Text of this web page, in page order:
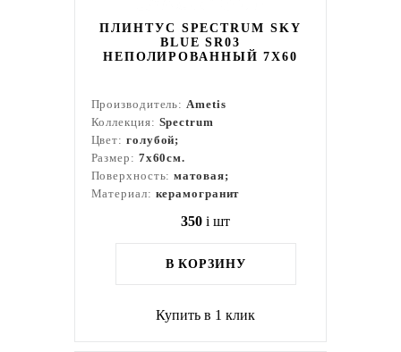
ПЛИНТУС SPECTRUM SKY
BLUE SR03
НЕПОЛИРОВАННЫЙ 7X60
Производитель:Ametis
Коллекция: Spectrum
Цвет: голубой;
Размер: 7x60см.
Поверхность:матовая;
Материал: керамогранит
350 i шт
В КОРЗИНУ
Купить в 1 клик